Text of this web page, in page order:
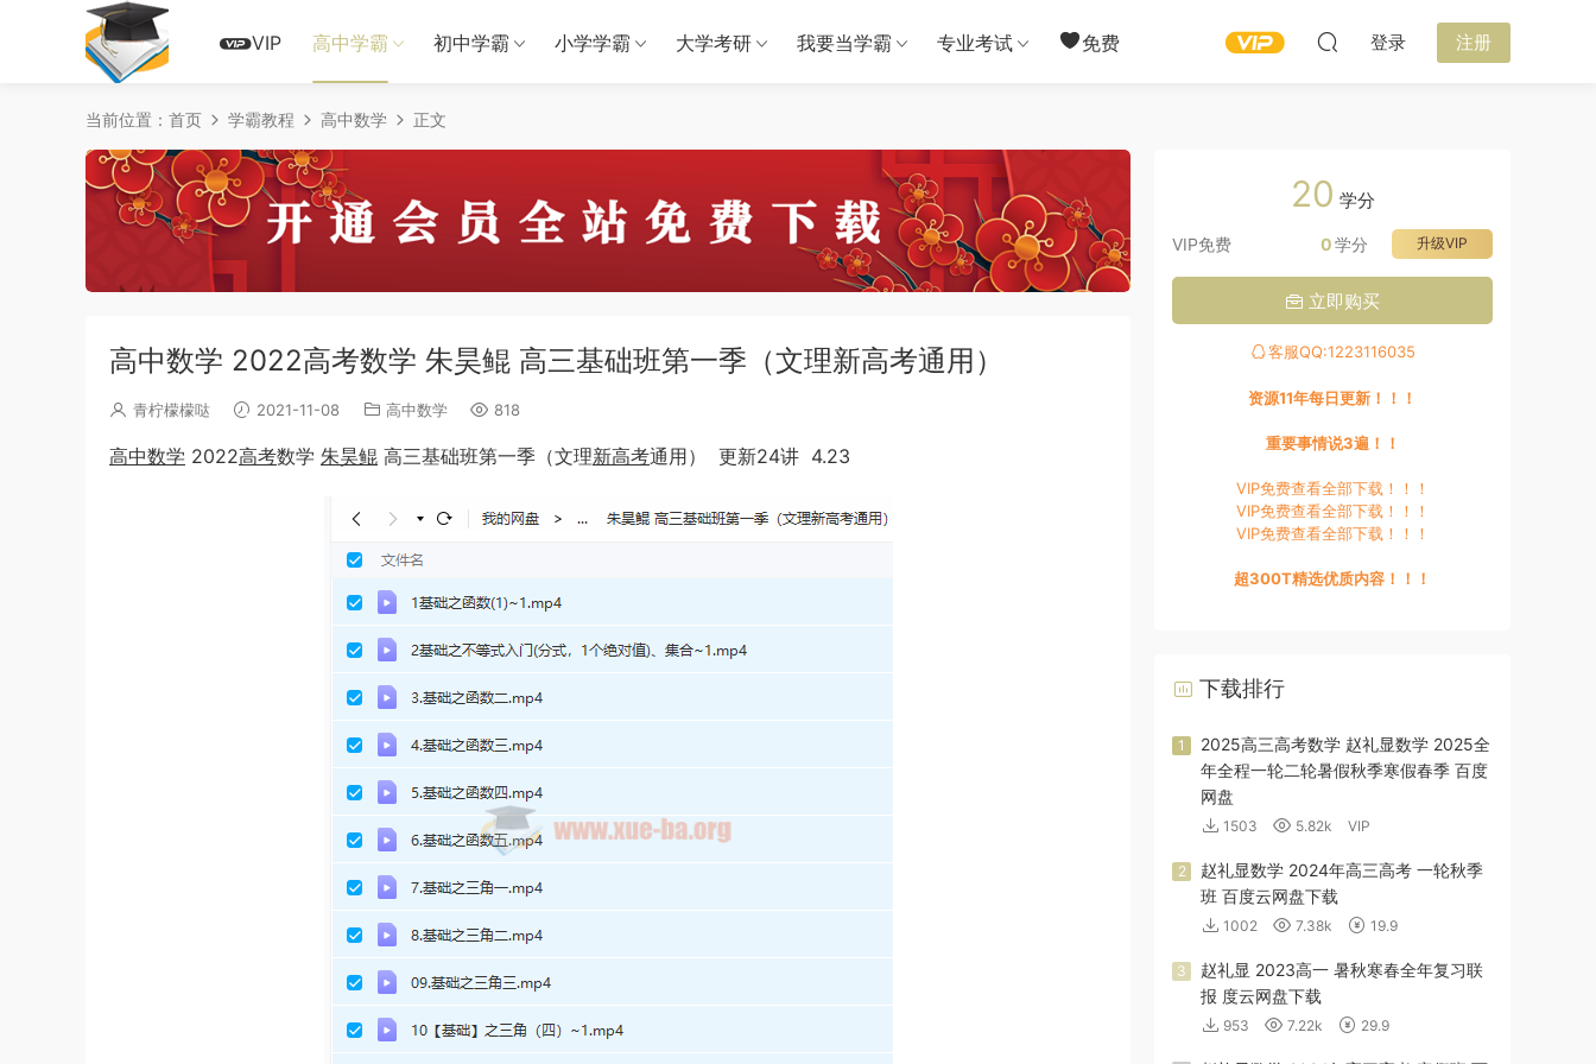
VIP 高中学霸 初中学霸 小学学霸 大学考研 我要当学霸 专业考试 免费 登录 注册
当前位置： 首页 学霸教程 高中数学 正文
高中数学 2022高考数学 朱昊鲲 高三基础班第一季（文理新高考通用）
青柠檬檬哒 2021-11-08 高中数学 818
高中数学 2022高考数学 朱昊鲲 高三基础班第一季（文理新高考通用） 更新24讲 4.23
20 学分
VIP免费 升级VIP
0学分
立即购买
客服QQ:1223116035
资源11年每日更新！！！
重要事情说3遍！！
VIP免费查看全部下载！！！
VIP免费查看全部下载！！！
VIP免费查看全部下载！！！
超300T精选优质内容！！！
下载排行
1
2025高三高考数学 赵礼显数学 2025全
年全程一轮二轮暑假秋季寒假春季 百度
网盘
1503 5.82k VIP
2
赵礼显数学 2024年高三高考 一轮秋季
班 百度云网盘下载
1002 7.38k 19.9
3
赵礼显 2023高一 暑秋寒春全年复习联
报 度云网盘下载
953 7.22k 29.9